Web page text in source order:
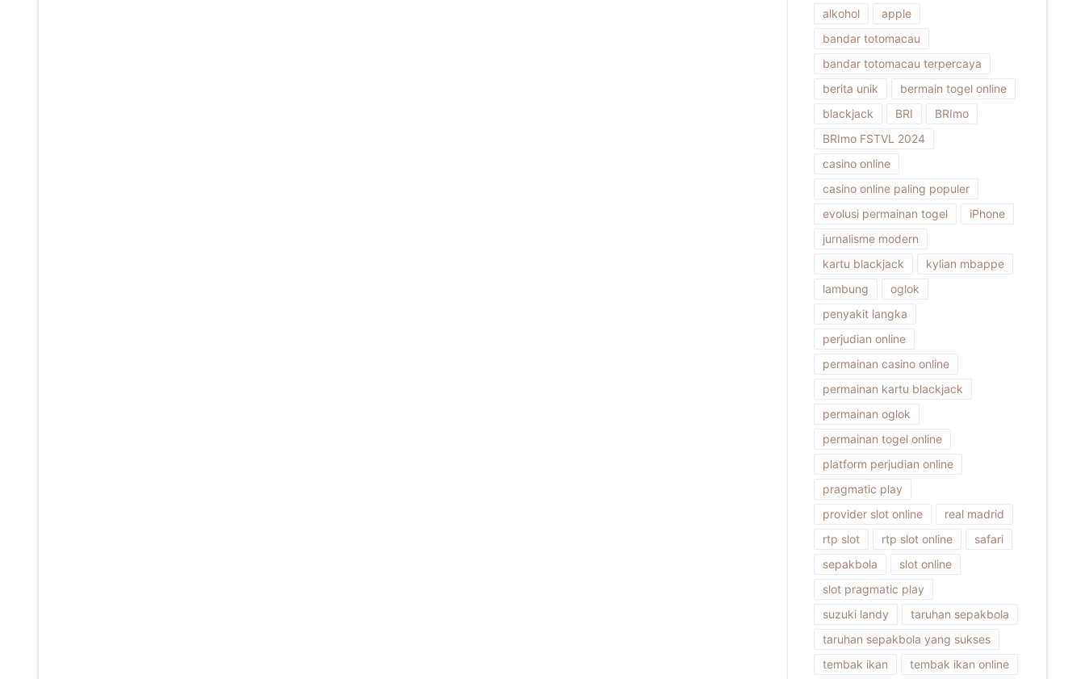
alkohol
apple
bandar totomacau
bandar totomacau terpercaya
berita unik
bermain togel online
blackjack
BRI
BRImo
BRImo FSTVL 2024
casino online
casino online paling populer
evolusi permainan togel
iPhone
jurnalisme modern
kartu blackjack
kylian mbappe
lambung
oglok
penyakit langka
perjudian online
permainan casino online
permainan kartu blackjack
permainan oglok
permainan togel online
platform perjudian online
pragmatic play
provider slot online
real madrid
rtp slot
rtp slot online
safari
sepakbola
slot online
slot pragmatic play
suzuki landy
taruhan sepakbola
taruhan sepakbola yang sukses
tembak ikan
tembak ikan online